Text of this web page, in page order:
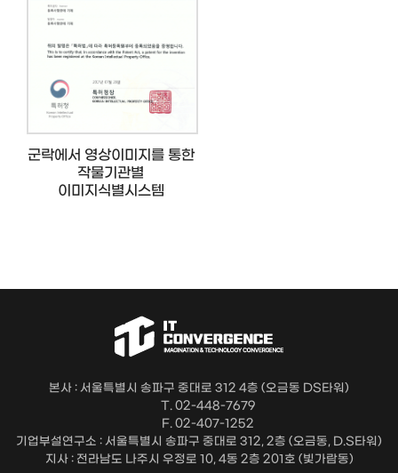
군락에서 영상이미지를 통한
작물기관별
이미지식별시스템
본사 : 서울특별시 송파구 중대로 312 4층 (오금동 DS타워)
T. 02-448-7679
F. 02-407-1252
기업부설연구소 : 서울특별시 송파구 중대로 312, 2층 (오금동, D.S타워)
지사 : 전라남도 나주시 우정로 10, 4동 2층 201호 (빛가람동)